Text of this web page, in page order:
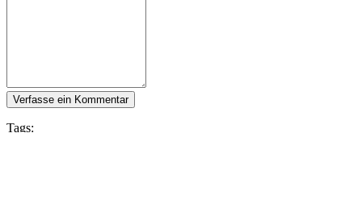
Verfasse ein Kommentar
Tags: